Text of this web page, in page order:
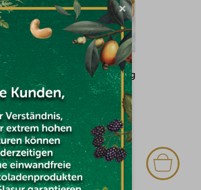
Walnusskernhälften 500g
Auf Lager
€7,58
×